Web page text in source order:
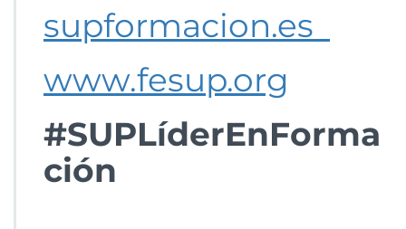
supformacion.es
www.fesup.org
#SUPLíderEnForma
ción